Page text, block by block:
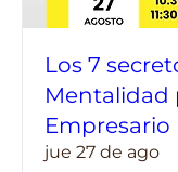
Los 7
Mentalidad
Empresario
jue 27 de ago